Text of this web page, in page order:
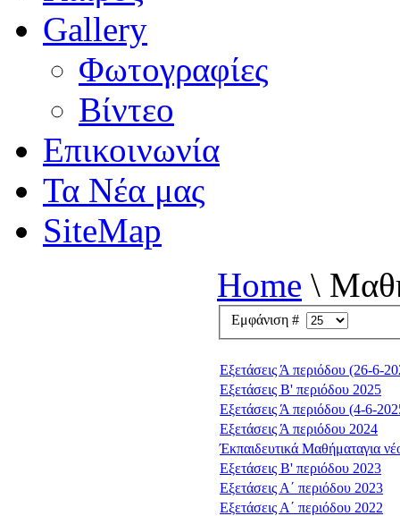
Gallery
Φωτογραφίες
Βίντεο
Επικοινωνία
Τα Νέα μας
SiteMap
Home \
Εμφάνιση #
Εξετάσεις Ά περιόδου (26-6-
Εξετάσεις Β' περιόδου 2025
Εξετάσεις Ά περιόδου (4-6-
Εξετάσεις Ά περιόδου 2024
Έκπαιδευτικά Μαθήματαγια
Εξετάσεις Β' περιόδου 2023
Εξετάσεις Α΄ περιόδου 2023
Εξετάσεις Α΄ περιόδου 2022